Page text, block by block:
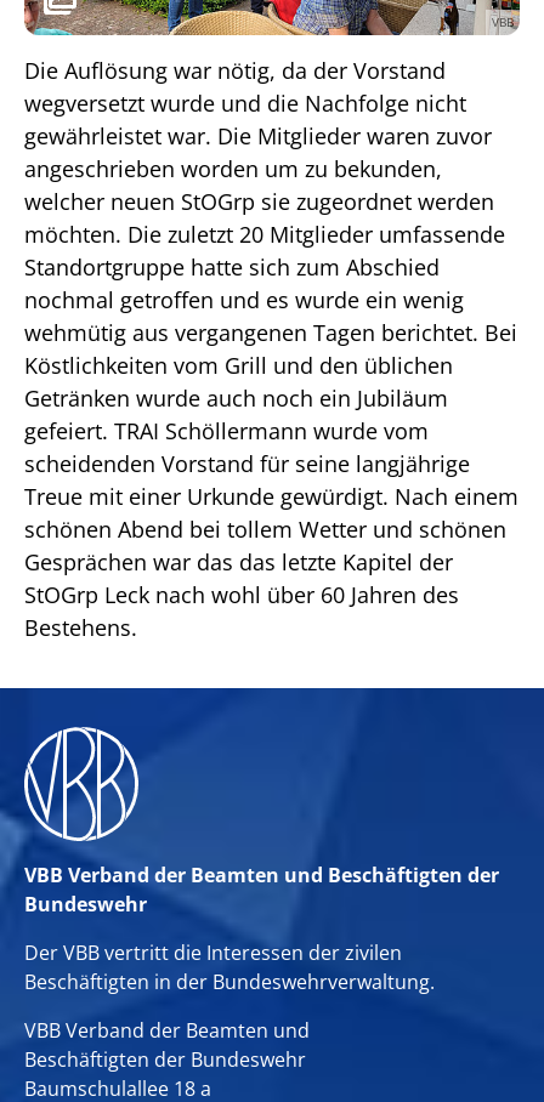
VBB
Die Auflösung war nötig, da der Vorstand
wegversetzt wurde und die Nachfolge nicht
gewährleistet war. Die Mitglieder waren zuvor
angeschrieben worden um zu bekunden,
welcher neuen StOGrp sie zugeordnet werden
möchten. Die zuletzt 20 Mitglieder umfassende
Standortgruppe hatte sich zum Abschied
nochmal getroffen und es wurde ein wenig
wehmütig aus vergangenen Tagen berichtet. Bei
Köstlichkeiten vom Grill und den üblichen
Getränken wurde auch noch ein Jubiläum
gefeiert. TRAI Schöllermann wurde vom
scheidenden Vorstand für seine langjährige
Treue mit einer Urkunde gewürdigt. Nach einem
schönen Abend bei tollem Wetter und schönen
Gesprächen war das das letzte Kapitel der
StOGrp Leck nach wohl über 60 Jahren des
Bestehens.
VBB Verband der Beamten und Beschäftigten der
Bundeswehr
Der VBB vertritt die Interessen der zivilen
Beschäftigten in der Bundeswehrverwaltung.
VBB Verband der Beamten und
Beschäftigten der Bundeswehr
Baumschulallee 18 a